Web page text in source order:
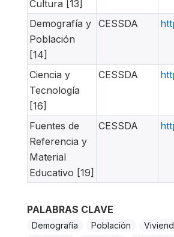
Cultura [13]
Demografía y
Población
[14]
CESSDA
Ciencia y
Tecnología
[16]
CESSDA
Fuentes de
Referencia y
Material
Educativo [19]
CESSDA
PALABRAS CLAVE
Demografía Población